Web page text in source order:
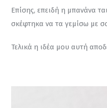
Επίσης, επειδή η μπανάνα
σκέφτηκα να τα γεμίσω με
Τελικά η ιδέα μου αυτή